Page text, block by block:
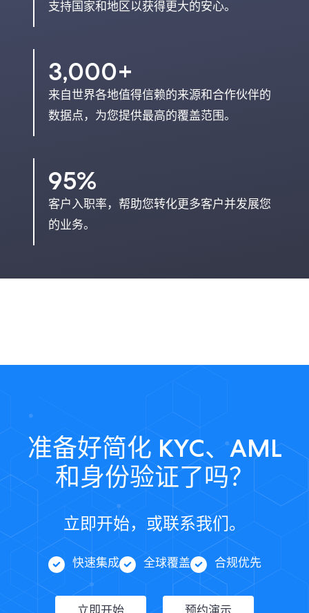
支持国家和地区以获得更大的安心。
3,000+
来自世界各地值得信赖的来源和合作伙伴的
数据点，为您提供最高的覆盖范围。
95%
客户入职率，帮助您转化更多客户并发展您
的业务。
准备好简化 KYC、AML
和身份验证了吗？
立即开始，或联系我们。
快速集成 全球覆盖 合规优先